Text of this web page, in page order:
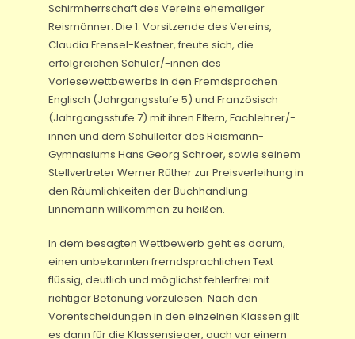
Schirmherrschaft des Vereins ehemaliger
Reismänner. Die 1. Vorsitzende des Vereins,
Claudia Frensel-Kestner, freute sich, die
erfolgreichen Schüler/-innen des
Vorlesewettbewerbs in den Fremdsprachen
Englisch (Jahrgangsstufe 5) und Französisch
(Jahrgangsstufe 7) mit ihren Eltern, Fachlehrer/-
innen und dem Schulleiter des Reismann-
Gymnasiums Hans Georg Schroer, sowie seinem
Stellvertreter Werner Rüther zur Preisverleihung in
den Räumlichkeiten der Buchhandlung
Linnemann willkommen zu heißen.
In dem besagten Wettbewerb geht es darum,
einen unbekannten fremdsprachlichen Text
flüssig, deutlich und möglichst fehlerfrei mit
richtiger Betonung vorzulesen. Nach den
Vorentscheidungen in den einzelnen Klassen gilt
es dann für die Klassensieger, auch vor einem